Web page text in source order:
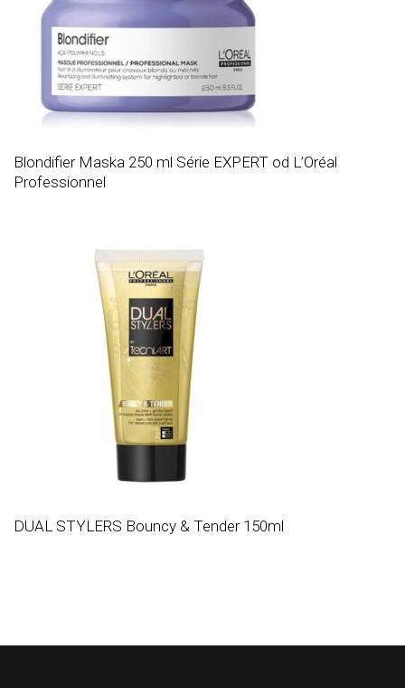
Blondifier Maska 250 ml Série EXPERT od L’Oréal
Professionnel
DUAL STYLERS Bouncy & Tender 150ml